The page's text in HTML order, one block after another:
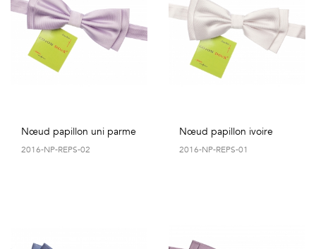
Nœud papillon uni parme
2016-NP-REPS-02
Nœud papillon ivoire
2016-NP-REPS-01